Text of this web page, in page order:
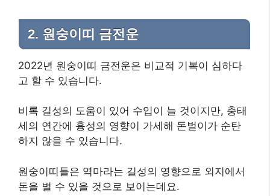
2. 원숭이띠 금전운
2022년 원숭이띠 금전운은 비교적 기복이 심하다
고 할 수 있습니다.
비록 길성의 도움이 있어 수입이 늘 것이지만, 충태
세의 연간에 흉성의 영향이 가세해 돈벌이가 순탄
하지 않을 수 있습니다.
원숭이띠들은 역마라는 길성의 영향으로 외지에서
돈을 벌 수 있을 것으로 보이는데요.